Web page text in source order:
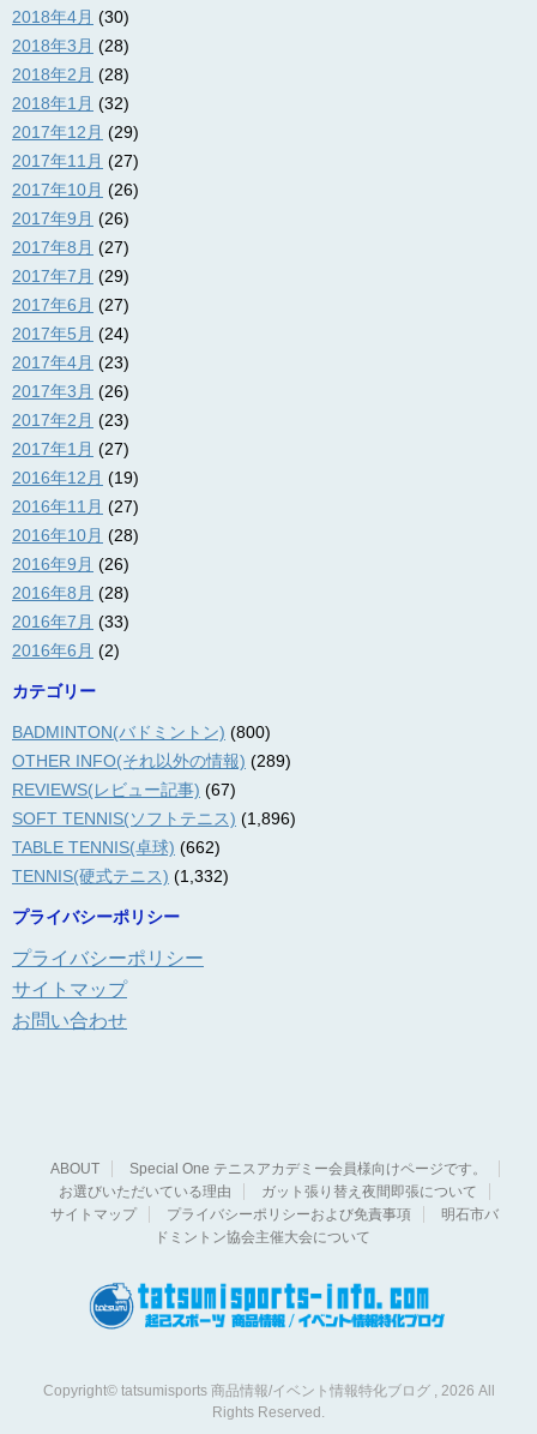
2018年4月 (30)
2018年3月 (28)
2018年2月 (28)
2018年1月 (32)
2017年12月 (29)
2017年11月 (27)
2017年10月 (26)
2017年9月 (26)
2017年8月 (27)
2017年7月 (29)
2017年6月 (27)
2017年5月 (24)
2017年4月 (23)
2017年3月 (26)
2017年2月 (23)
2017年1月 (27)
2016年12月 (19)
2016年11月 (27)
2016年10月 (28)
2016年9月 (26)
2016年8月 (28)
2016年7月 (33)
2016年6月 (2)
カテゴリー
BADMINTON(バドミントン) (800)
OTHER INFO(それ以外の情報) (289)
REVIEWS(レビュー記事) (67)
SOFT TENNIS(ソフトテニス) (1,896)
TABLE TENNIS(卓球) (662)
TENNIS(硬式テニス) (1,332)
プライバシーポリシー
プライバシーポリシー
サイトマップ
お問い合わせ
ABOUT
Special One テニスアカデミー会員様向けページです。
お選びいただいている理由
ガット張り替え夜間即張について
サイトマップ
プライバシーポリシーおよび免責事項
明石市バ
ドミントン協会主催大会について
Copyright© tatsumisports 商品情報/イベント情報特化ブログ , 2026 All
Rights Reserved.